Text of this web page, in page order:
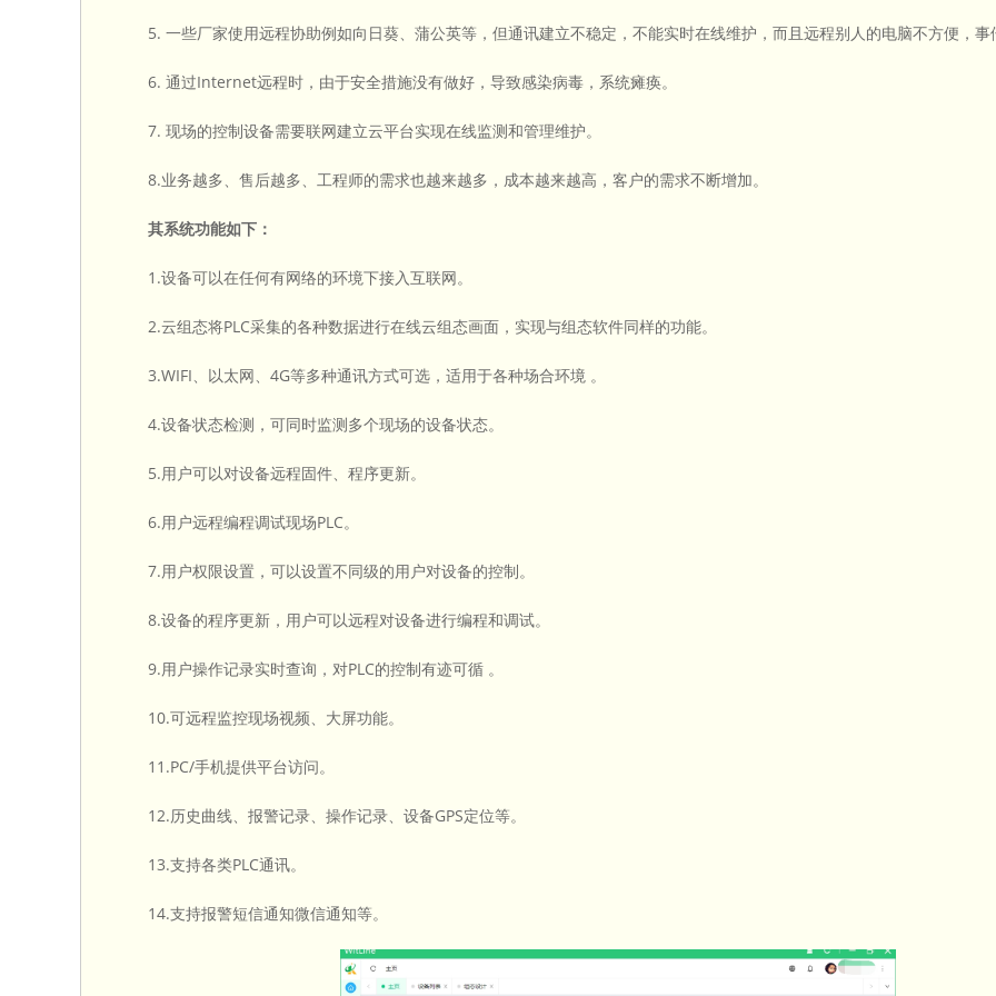
5. 一些厂家使用远程协助例如向日葵、蒲公英等，但通讯建立不稳定，不能实时在线维护，而且远程别人的电脑不方便，事
6. 通过Internet远程时，由于安全措施没有做好，导致感染病毒，系统瘫痪。
7. 现场的控制设备需要联网建立云平台实现在线监测和管理维护。
8.业务越多、售后越多、工程师的需求也越来越多，成本越来越高，客户的需求不断增加。
其系统功能如下：
1.设备可以在任何有网络的环境下接入互联网。
2.云组态将PLC采集的各种数据进行在线云组态画面，实现与组态软件同样的功能。
3.WIFI、以太网、4G等多种通讯方式可选，适用于各种场合环境 。
4.设备状态检测，可同时监测多个现场的设备状态。
5.用户可以对设备远程固件、程序更新。
6.用户远程编程调试现场PLC。
7.用户权限设置，可以设置不同级的用户对设备的控制。
8.设备的程序更新，用户可以远程对设备进行编程和调试。
9.用户操作记录实时查询，对PLC的控制有迹可循 。
10.可远程监控现场视频、大屏功能。
11.PC/手机提供平台访问。
12.历史曲线、报警记录、操作记录、设备GPS定位等。
13.支持各类PLC通讯。
14.支持报警短信通知微信通知等。